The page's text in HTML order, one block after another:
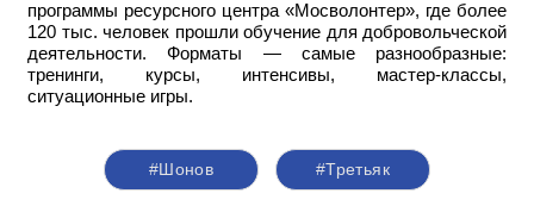
программы ресурсного центра «Мосволонтер», где более
120 тыс. человек прошли обучение для добровольческой
деятельности. Форматы — самые разнообразные:
тренинги, курсы, интенсивы, мастер-классы,
ситуационные игры.
#Шонов #Третьяк